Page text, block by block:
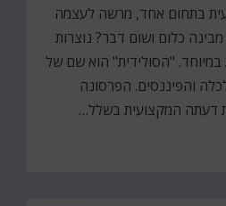
בתחום אחד, מרשה לעצמה
כלום ושום דבר? נוצרות
במיוחד. "הסולידית" הוא שם של
והפיננסים. הפרסונה
דעתה המקצועית בשלל…